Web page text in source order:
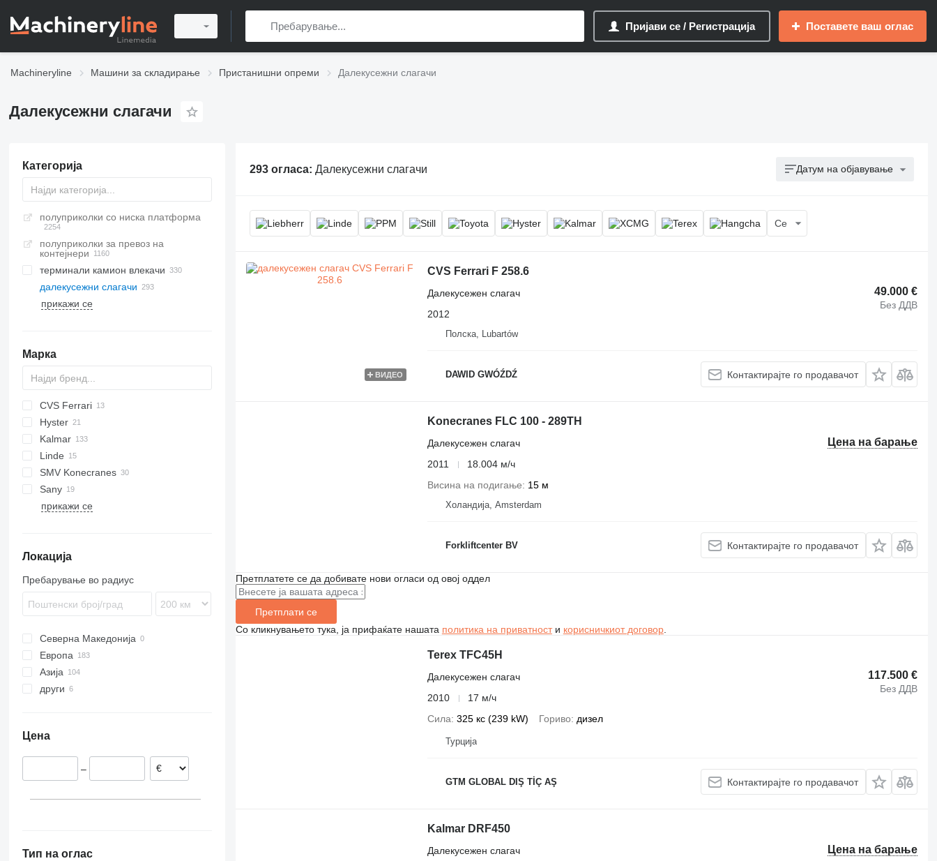
Пријави се / Регистрација Поставете ваш оглас
Machineryline Машини за складирање Пристанишни опреми Далекусежни слагачи
Далекусежни слагачи
Категорија
полуприколки со ниска платформа
полуприколки за превоз на
контејнери
терминали камион влекачи
далекусежни слагачи
прикажи се
Марка
CVS Ferrari
F378
F478
F481
F500
CS
Hyster
RS
Kalmar
DRD
DRF
DRG
RTD
SMV
Linde
ML1812R
SMV Konecranes
4632 TC5
SC
Sany
SRSC
FM
TFC
прикажи се
Локација
Пребарување во радиус
Северна Македонија
Европа
Холандија
Полска
Литванија
Азија
Израел
други
Цена
–
Тип на оглас
293 огласа: Далекусежни слагачи Датум на објавување
Се
ВИДЕО
CVS Ferrari F 258.6
49.000 €
Без ДДВ
Далекусежен слагач
2012
Полска, Lubartów
DAWID GWÓŹDŹ Контактирајте го продавачот
Konecranes FLC 100 - 289TH
Цена на барање
Далекусежен слагач
2011
18.004 м/ч
Висина на подигање
15 м
Холандија, Amsterdam
Forkliftcenter BV Контактирајте го продавачот
Претплатете се да добивате нови огласи од овој оддел
Претплати се
Со кликнувањето тука, ја прифаќате нашата политика на приватности корисничкиот договор.
Terex TFC45H
117.500 €
Без ДДВ
Далекусежен слагач
2010
17 м/ч
Сила 325 кс (239 kW) Гориво дизел
Турција
GTM GLOBAL DIŞ TİÇ AŞ Контактирајте го продавачот
Kalmar DRF450
Цена на барање
Далекусежен слагач